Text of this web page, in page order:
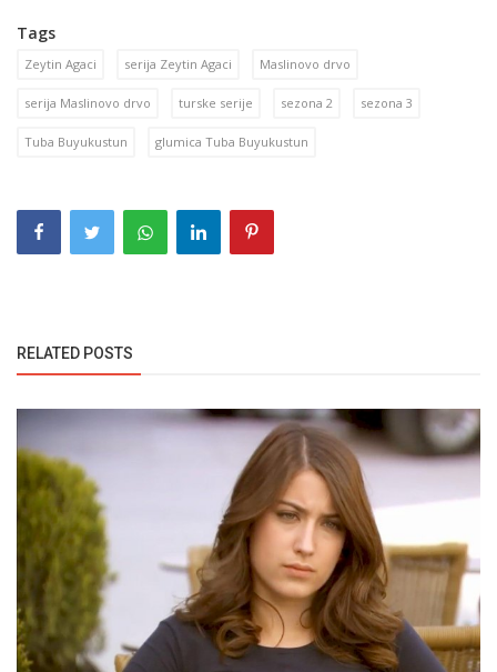
Tags
Zeytin Agaci serija Zeytin Agaci Maslinovo drvo
serija Maslinovo drvo turske serije sezona 2 sezona 3
Tuba Buyukustun glumica Tuba Buyukustun
RELATED POSTS